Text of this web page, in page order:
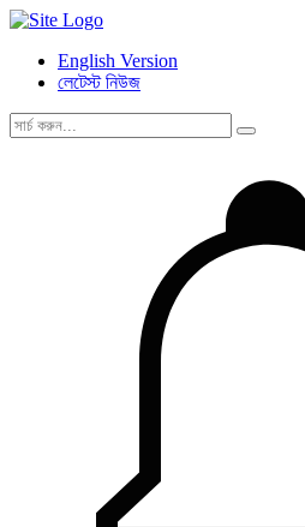
English Version
লেটেস্ট নিউজ